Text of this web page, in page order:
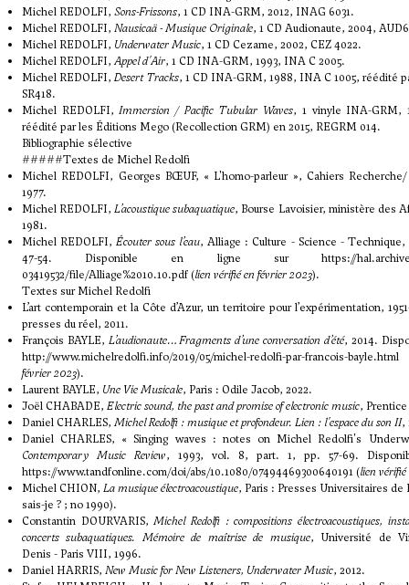
Michel REDOLFI, Sons-Frissons, 1 CD INA-GRM, 2012, INAG 6031.
Michel REDOLFI, Nausicaä - Musique Originale, 1 CD Audionaute, 2004,
Michel REDOLFI, Underwater Music, 1 CD Cezame, 2002, CEZ 4022.
Michel REDOLFI,Appel d'Air, 1 CD INA-GRM, 1993, INA C 2005.
Michel REDOLFI, Desert Tracks, 1 CD INA-GRM, 1988, INA C 1005, réédité
SR418.
Michel REDOLFI,Immersion / Pacific Tubular Waves, 1 vinyle INA-GRM,
réédité par les Éditions Mego (Recollection GRM) en 2015, REGRM 014.
Bibliographie sélective
#####Textes de Michel Redolfi
Michel REDOLFI, Georges BŒUF, « L'homo-parleur », Cahiers
1977.
Michel REDOLFI,L’acoustique subaquatique, Bourse Lavoisier, ministère des
1981.
Michel REDOLFI,Écouter sous l’eau, Alliage : Culture - Science - Technique,
47-54. Disponible en ligne sur https://
03419532/file/Alliage%2010.10.pdf (lien vérifié en février 2023).
Textes sur Michel Redolfi
L’art contemporain et la Côte d’Azur, un territoire pour l’expérimentation,
presses du réel, 2011.
François BAYLE, L’audionaute… Fragments d’une conversation d’été, 2014.
http://www.michelredolfi.info/2019/05/michel-redolfi-par-francois-bayle.html
février 2023).
Laurent BAYLE, Une Vie Musicale, Paris : Odile Jacob, 2022.
Joël CHABADE, Electric sound, the past and promise of electronic music,
Daniel CHARLES, Michel Redolfi : musique et profondeur. Lien : l'espace du son II,
Daniel CHARLES, « Singing waves : notes on Michel Redolfi's
Contemporary Music Review, 1993, vol. 8, part. 1, pp. 57-69.
https://www.tandfonline.com/doi/abs/10.1080/07494469300640191 (lien
Michel CHION, La musique électroacoustique, Paris : Presses Universitaires de
sais-je ? ; no 1990).
Constantin DOURVARIS,Michel Redolfi : compositions électroacoustiques,
concerts subaquatiques. Mémoire de maîtrise de musique, Université de
Denis - Paris VIII, 1996.
Daniel HARRIS, New Music for New Listeners, Underwater Music, 2012.